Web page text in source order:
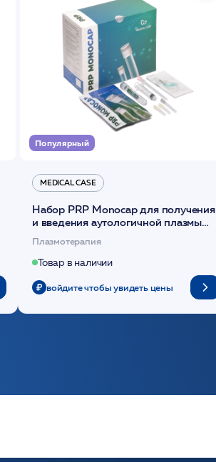
Популярный
MEDICAL CASE
Набор PRP Monocap для получения
и введения аутологичной плазмы
(саше 1шт)/Medical Case
Плазмотерапия
Товар в наличии
войдите чтобы увидеть цены